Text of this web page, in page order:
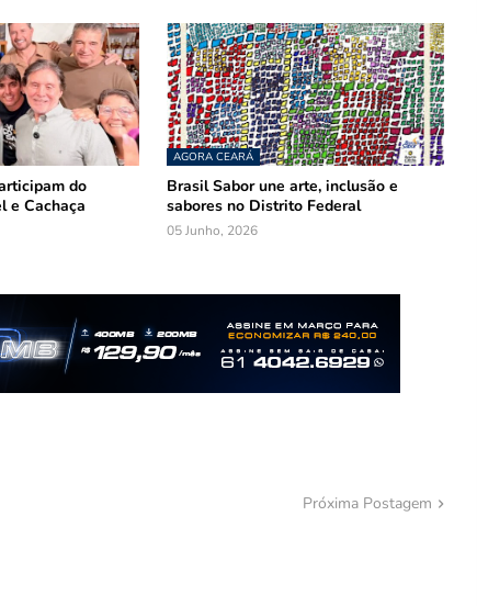
do
e Cachaça
AGORA CEARÁ
Brasil Sabor une arte, inclusão e
sabores no Distrito Federal
05 Junho, 2026
Próxima Postagem